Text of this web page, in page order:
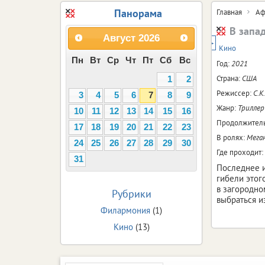
Главная
В
18+
Кино
Год:2021
Страна: США
Режиссер:
Жанр: Триллер
В ролях:
Где проходит:
Последнее
гибели
в
выбраться
Панорама
Август 2026
Пн Вт Ср Чт Пт Сб
Вс
1
2
3
4 5 6 7 8
9
10
11 12 13 14 15
16
17
18 19 20 21 22
23
24
25 26 27 28 29
30
31
Рубрики
Филармония (1)
Кино(13)